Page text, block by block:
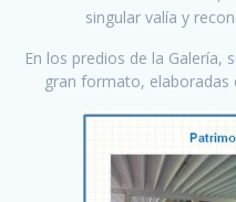
singular valía y
En los predios de la Galería,
gran formato, elaboradas